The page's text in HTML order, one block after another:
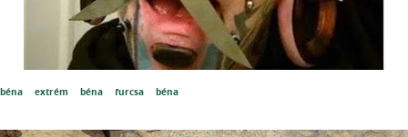
béna extrém béna furcsa béna